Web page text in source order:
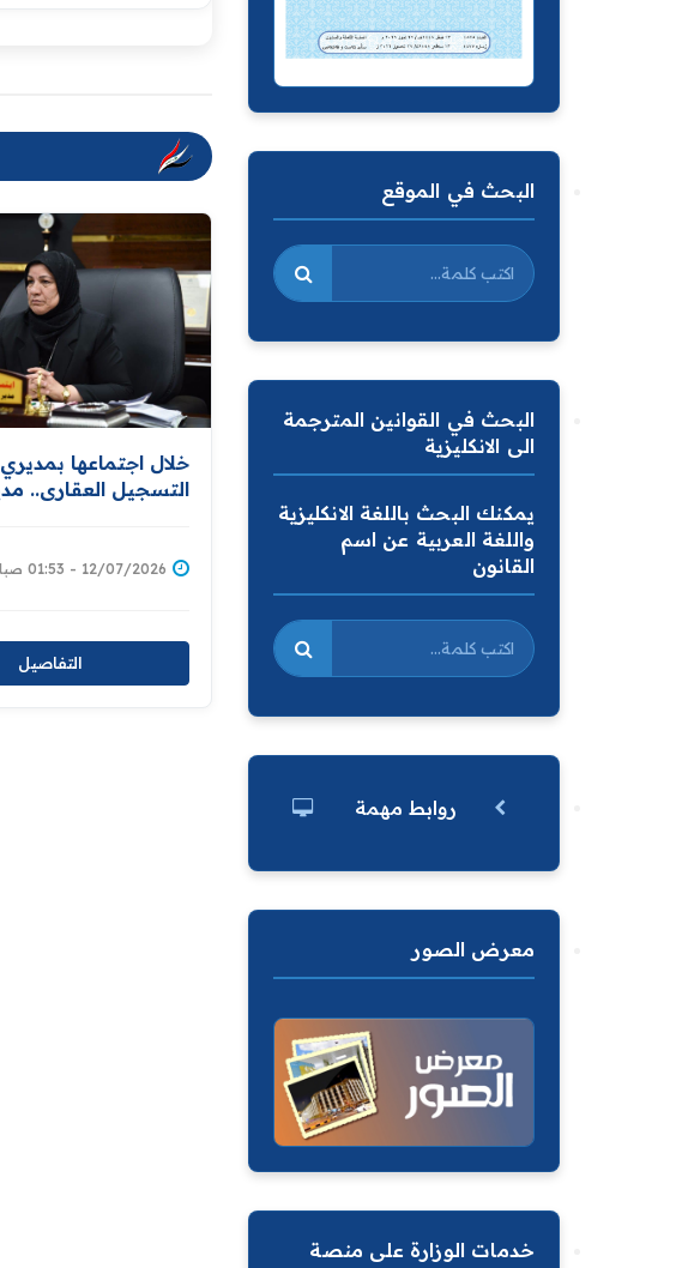
خلال اجتماعها
التسجيل العقاري..
قاعدة بيانات
12/07/2026 - 01:53 صباحًا
التفاصيل
البحث في الموقع
البحث في القوانين المترجمة
الى الانكليزية
يمكنك البحث باللغة الانكليزية
واللغة العربية عن اسم
القانون
روابط مهمة
معرض الصور
خدمات الوزارة على منصة